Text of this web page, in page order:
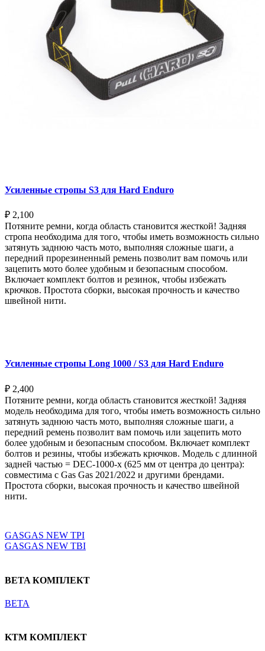
Усиленные стропы S3 для Hard Enduro
₽ 2,100
Потяните ремни, когда область становится жесткой! Задняя
стропа необходима для того, чтобы иметь возможность сильно
затянуть заднюю часть мото, выполняя сложные шаги, а
передний прорезиненный ремень позволит вам помочь или
зацепить мото более удобным и безопасным способом.
Включает комплект болтов и резинок, чтобы избежать
крючков. Простота сборки, высокая прочность и качество
швейной нити.
Усиленные стропы Long 1000 / S3 для Hard Enduro
₽ 2,400
Потяните ремни, когда область становится жесткой! Задняя
модель необходима для того, чтобы иметь возможность сильно
затянуть заднюю часть мото, выполняя сложные шаги, а
передний ремень позволит вам помочь или зацепить мото
более удобным и безопасным способом. Включает комплект
болтов и резины, чтобы избежать крючков. Модель с длинной
задней частью = DEC-1000-x (625 мм от центра до центра):
совместима с Gas Gas 2021/2022 и другими брендами.
Простота сборки, высокая прочность и качество швейной
нити.
GASGAS NEW TPI
GASGAS NEW TBI
BETA КОМПЛЕКТ
BETA
KTM КОМПЛЕКТ